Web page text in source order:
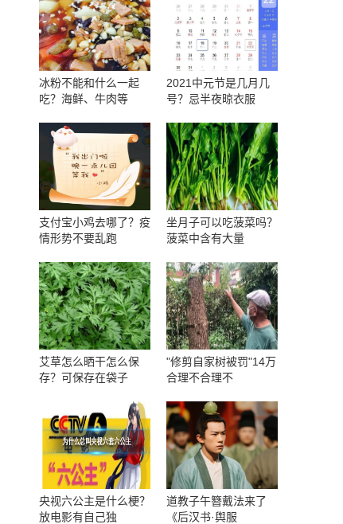
冰粉不能和什么一起
吃？海鲜、牛肉等
2021中元节是几月几
号？忌半夜晾衣服
支付宝小鸡去哪了？疫
情形势不要乱跑
坐月子可以吃菠菜吗？
菠菜中含有大量
艾草怎么晒干怎么保
存？可保存在袋子
"修剪自家树被罚"14万
合理不合理不
央视六公主是什么梗？
放电影有自己独
道教子午簪戴法来了
《后汉书·舆服